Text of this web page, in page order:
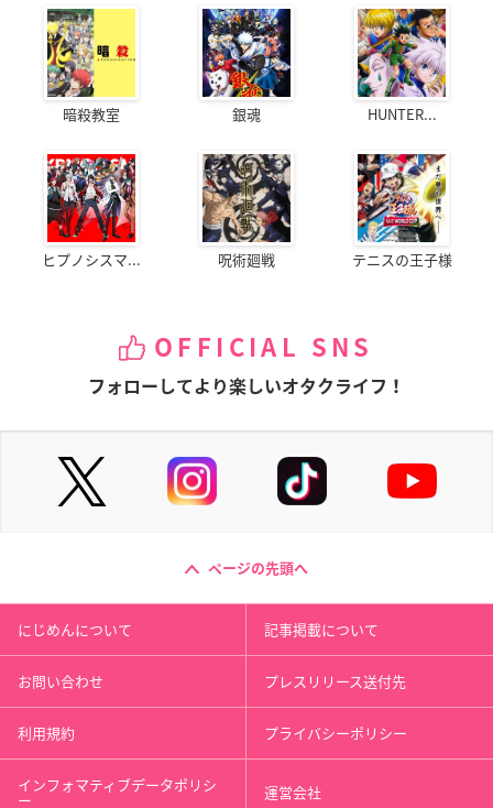
暗殺教室 銀魂 HUNTER...
ヒプノシスマ... 呪術廻戦 テニスの王子様
OFFICIAL SNS
フォローしてより楽しいオタクライフ！
ページの先頭へ
にじめんについて 記事掲載について
お問い合わせ プレスリリース送付先
利用規約 プライバシーポリシー
インフォマティブデータポリシ
ー 運営会社